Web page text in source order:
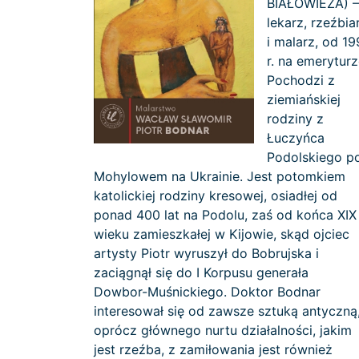
lekarz,
i malarz, od
r. na
Pochodzi z
ziemiańskiej
rodziny z
Łuczyńca
Podolskiego
Mohylowem na Ukrainie. Jest potomkiem
katolickiej rodziny kresowej, osiadłej od
ponad 400 lat na Podolu, zaś od końca XIX
wieku zamieszkałej w Kijowie, skąd ojciec
artysty Piotr wyruszył do Bobrujska i
zaciągnął się do I Korpusu generała
Dowbor-Muśnickiego. Doktor Bodnar
interesował się od zawsze sztuką
oprócz głównego nurtu działalności, jakim
jest rzeźba, z zamiłowania jest również